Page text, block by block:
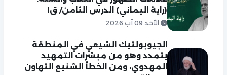
(راية اليماني) الدرس الثامن/ ق١
الأحد 09 آب 2026
الجيوبولتيك الشيعي في المنطقة
يتمدد وهو من مبشرات التمهيد
المهدوي، ومن الخطأ الشنيع التهاون